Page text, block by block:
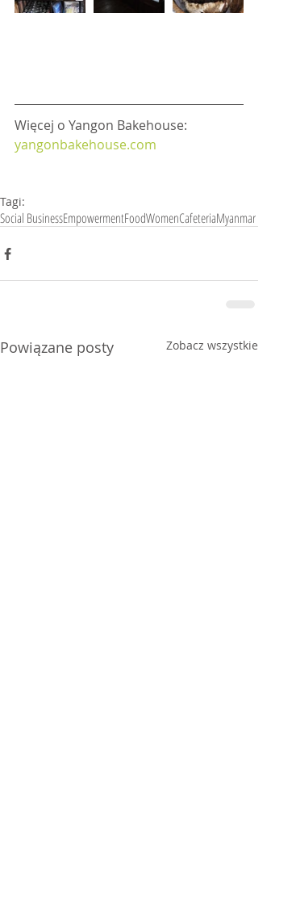
Więcej o Yangon Bakehouse:
yangonbakehouse.com
Tagi:
Social BusinessEmpowermentFoodWomenCafeteriaMyanmar
Powiązane posty Zobacz wszystkie